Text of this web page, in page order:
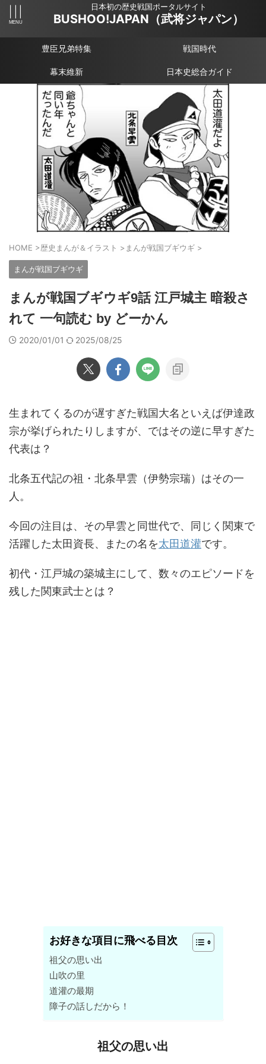
日本初の歴史戦国ポータルサイト
BUSHOO!JAPAN（武将ジャパン）
豊臣兄弟特集 戦国時代
幕末維新 日本史総合ガイド
HOME >歴史まんが＆イラスト > まんが戦国ブギウギ >
まんが戦国ブギウギ
まんが戦国ブギウギ9話 江戸城主 暗殺さ
れて 一句読む by どーかん
2020/01/01 2025/08/25
生まれてくるのが遅すぎた戦国大名といえば伊達政
宗が挙げられたりしますが、ではその逆に早すぎた
代表は？
北条五代記の祖・北条早雲（伊勢宗瑞）はその一
人。
今回の注目は、その早雲と同世代で、同じく関東で
活躍した太田資長、またの名を太田道灌です。
初代・江戸城の築城主にして、数々のエピソードを
残した関東武士とは？
お好きな項目に飛べる目次
祖父の思い出
山吹の里
道灌の最期
障子の話しだから！
祖父の思い出